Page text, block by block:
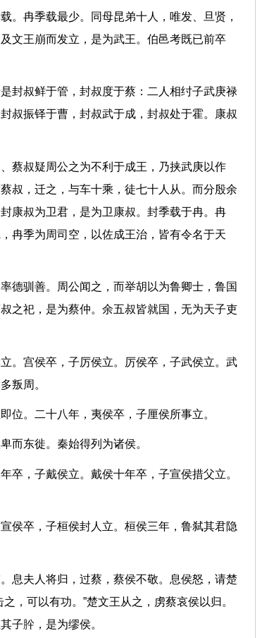
。冉季载最少。同母昆弟十人，唯发、旦贤，
文王崩而发立，是为武王。伯邑考既已前卒
封叔鲜于管，封叔度于蔡：二人相纣子武庚禄
叔振铎于曹，封叔武于成，封叔处于霍。康叔
蔡叔疑周公之为不利于成王，乃挟武庚以作
叔，迁之，与车十乘，徒七十人从。而分殷余
康叔为卫君，是为卫康叔。封季载于冉。冉
冉季为周司空，以佐成王治，皆有令名于天
德驯善。周公闻之，而举胡以为鲁卿士，鲁国
之祀，是为蔡仲。余五叔皆就国，无为天子吏
。宫侯卒，子厉侯立。厉侯卒，子武侯立。武
侯多叛周。
即位。二十八年，夷侯卒，子厘侯所事立。
卑而东徙。秦始得列为诸侯。
卒，子戴侯立。戴侯十年卒，子宣侯措父立。
侯卒，子桓侯封人立。桓侯三年，鲁弑其君隐
息夫人将归，过蔡，蔡侯不敬。息侯怒，请楚
，可以有功。”楚文王从之，虏蔡哀侯以归。
其子肸，是为缪侯。